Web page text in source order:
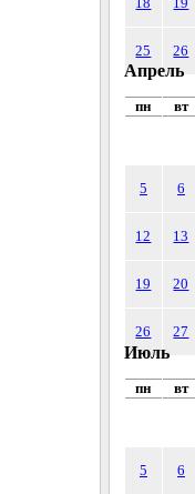
25 26
Апрель
пн вт
5 6
12 13
19 20
26 27
Июль
пн вт
5 6